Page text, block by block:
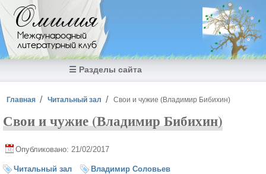
Перейти к основному содержанию
Омилия
Международный
литературный клуб
☰ Разделы сайта
Вы здесь
Главная Читальный зал Свои и чужие (Владимир Бибихин)
Свои и чужие (Владимир Бибихин)
Опубликовано: 21/02/2017
Читальный зал
Владимир Соловьев